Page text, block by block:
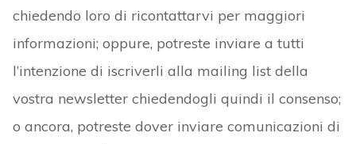
chiedendo loro di ricontattarvi per maggiori
informazioni; oppure, potreste inviare a tutti
l’intenzione di iscriverli alla mailing list della
vostra newsletter chiedendogli quindi il consenso;
o ancora, potreste dover inviare comunicazioni di